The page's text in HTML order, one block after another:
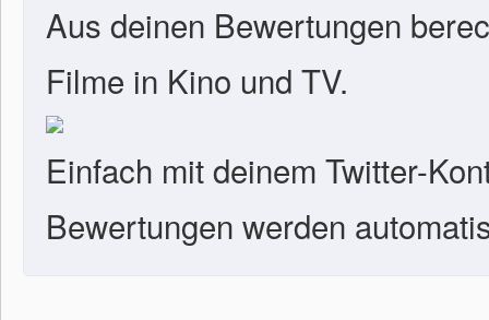
Aus deinen Bewertungen
Filme in Kino und TV.
Einfach mit deinem Twitter-
Bewertungen werden